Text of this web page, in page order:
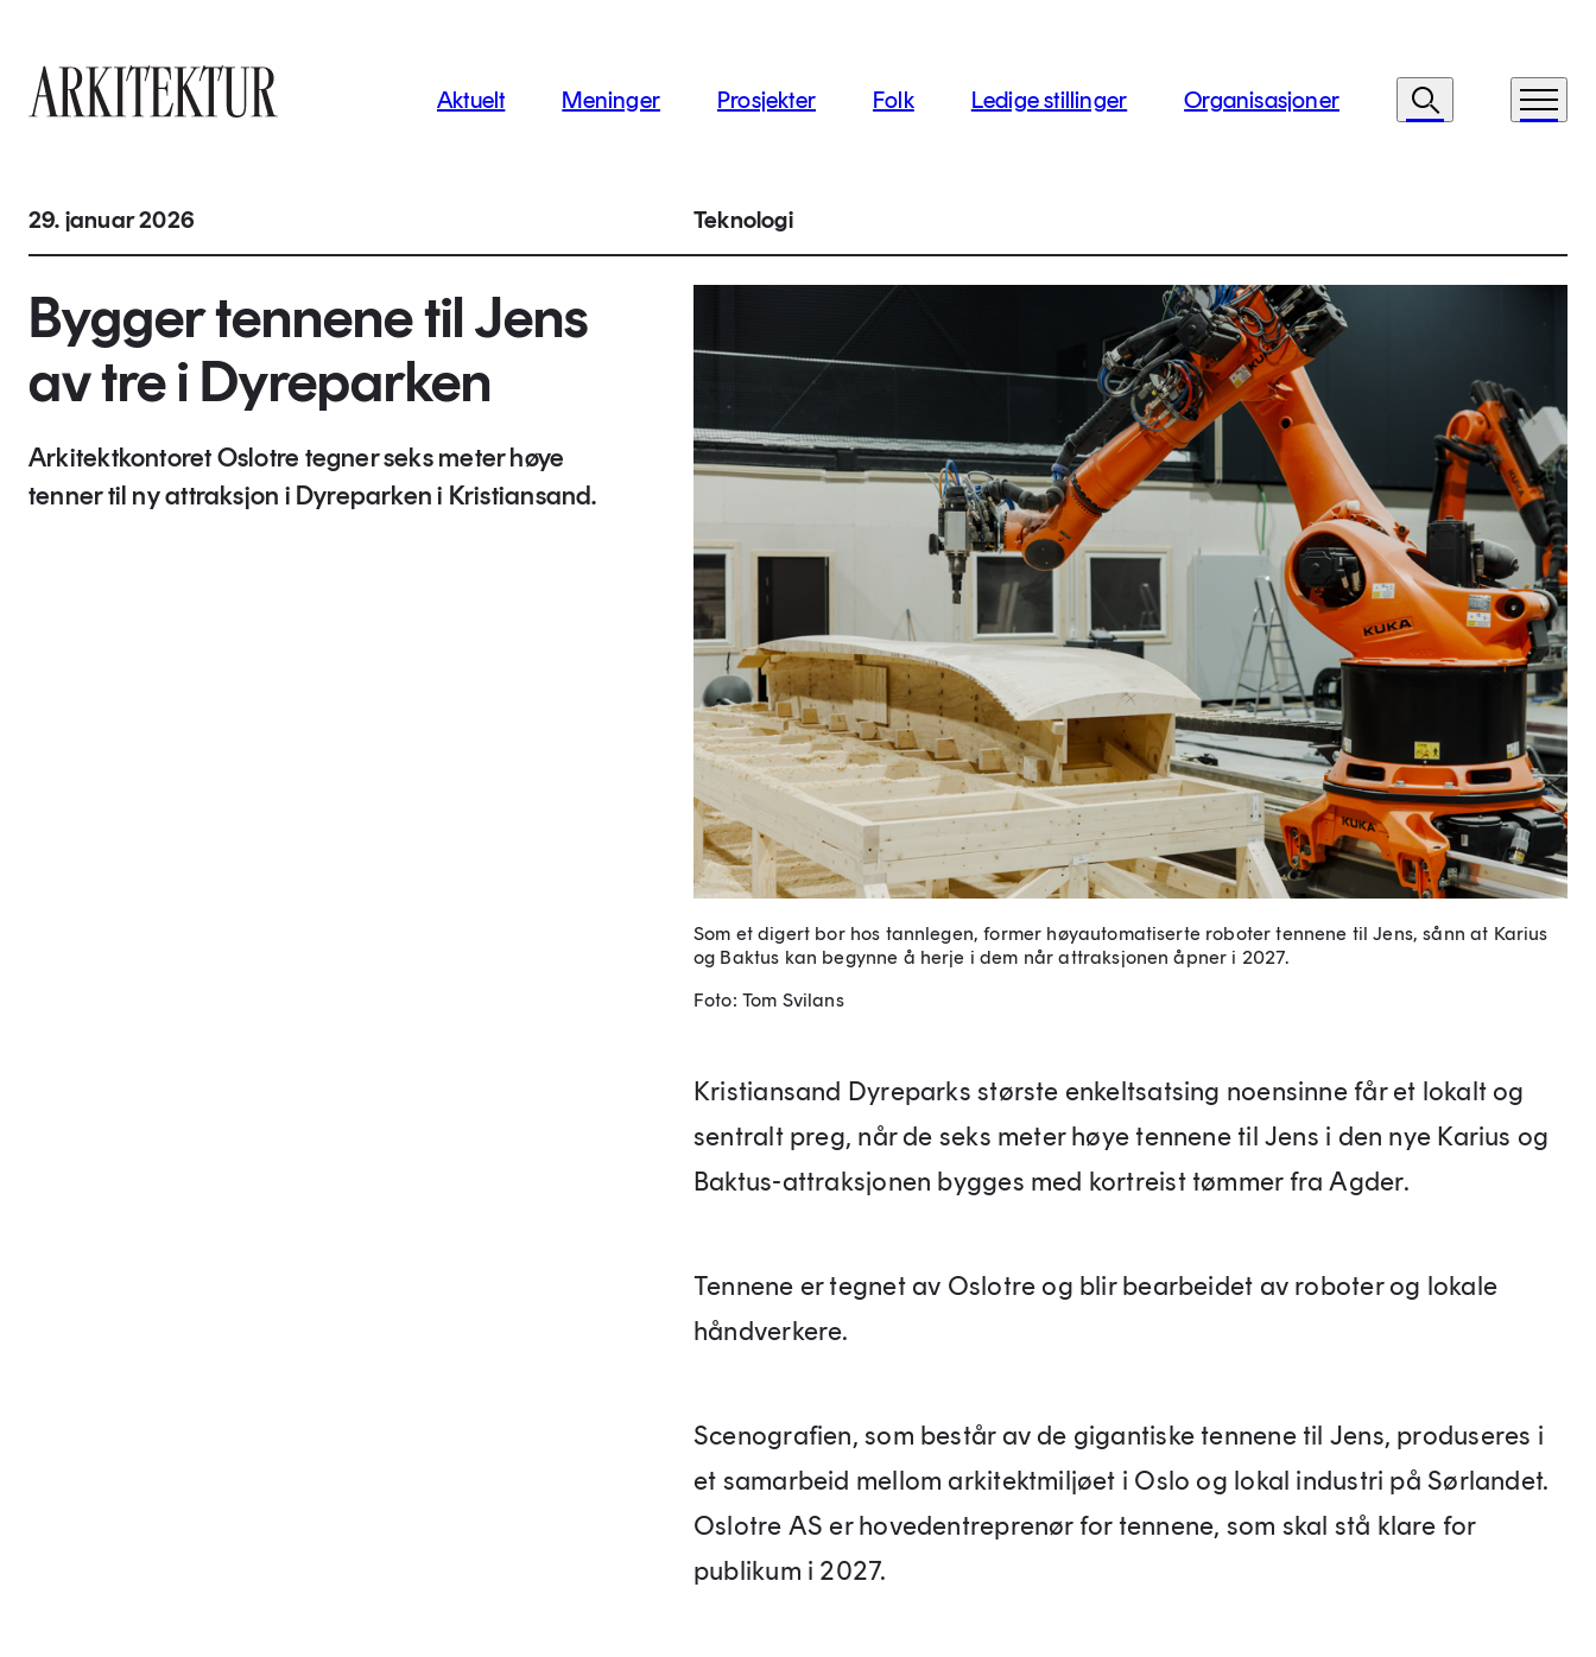
Aktuelt Meninger Prosjekter Folk Ledige stillinger Organisasjoner Søk Meny
29. januar 2026 Teknologi
Bygger tennene til Jens
av tre i Dyreparken
Arkitektkontoret Oslotre tegner seks meter høye
tenner til ny attraksjon i Dyreparken i Kristiansand.
Som et digert bor hos tannlegen, former høyautomatiserte roboter tennene til Jens, sånn at Karius
og Baktus kan begynne å herje i dem når attraksjonen åpner i 2027.
Foto: Tom Svilans
Kristiansand Dyreparks største enkeltsatsing noensinne får et lokalt og
sentralt preg, når de seks meter høye tennene til Jens i den nye Karius og
Baktus-attraksjonen bygges med kortreist tømmer fra Agder.
Tennene er tegnet av Oslotre og blir bearbeidet av roboter og lokale
håndverkere.
Scenografien, som består av de gigantiske tennene til Jens, produseres i
et samarbeid mellom arkitektmiljøet i Oslo og lokal industri på Sørlandet.
Oslotre AS er hovedentreprenør for tennene, som skal stå klare for
publikum i 2027.